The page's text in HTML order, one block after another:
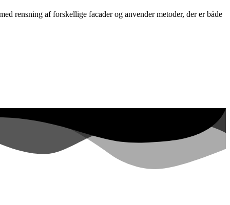
rensning af forskellige facader og anvender metoder, der er både